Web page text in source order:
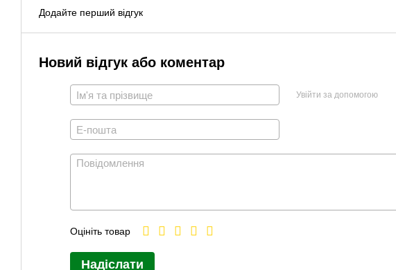
Додайте перший відгук
Новий відгук або коментар
Увійти за допомогою
Оцініть товар
Надіслати